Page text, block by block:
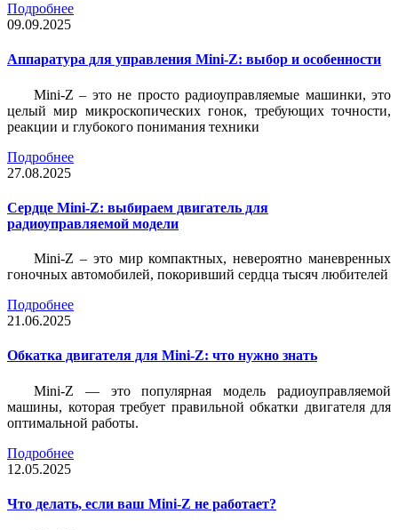
Подробнее
09.09.2025
Аппаратура для управления Mini-Z: выбор и особенности
Mini-Z – это не просто радиоуправляемые машинки, это
целый мир микроскопических гонок, требующих точности,
реакции и глубокого понимания техники
Подробнее
27.08.2025
Сердце Mini-Z: выбираем двигатель для
радиоуправляемой модели
Mini-Z – это мир компактных, невероятно маневренных
гоночных автомобилей, покоривший сердца тысяч любителей
Подробнее
21.06.2025
Обкатка двигателя для Mini-Z: что нужно знать
Mini-Z — это популярная модель радиоуправляемой
машины, которая требует правильной обкатки двигателя для
оптимальной работы.
Подробнее
12.05.2025
Что делать, если ваш Mini-Z не работает?